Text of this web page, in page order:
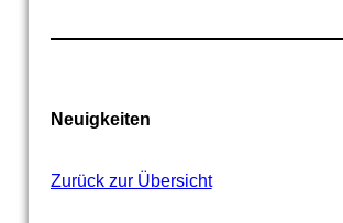
Neuigkeiten
Zurück zur Übersicht